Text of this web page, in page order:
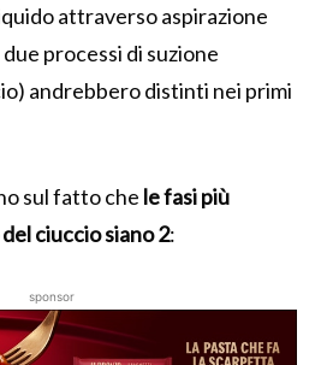
attraverso aspirazione
processi di suzione
andrebbero distinti nei primi
sul fatto che le fasi più
ciuccio siano 2:
sponsor